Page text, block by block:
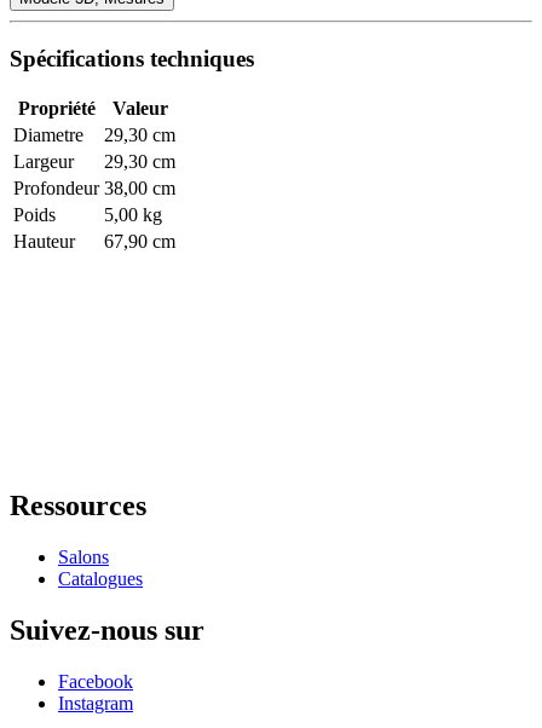
Spécifications techniques
Propriété
Valeur
Diametre
29,30 cm
Largeur
29,30 cm
Profondeur 38,00 cm
Poids
5,00 kg
Hauteur
67,90 cm
Ressources
Salons
Catalogues
Suivez-nous sur
Facebook
Instagram